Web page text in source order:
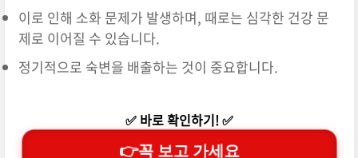
이로 인해 소화 문제가 발생하며, 때로는 심각한 건강 문
제로 이어질 수 있습니다.
정기적으로 숙변을 배출하는 것이 중요합니다.
✅ 바로 확인하기! ✅
👉꼭 보고 가세요